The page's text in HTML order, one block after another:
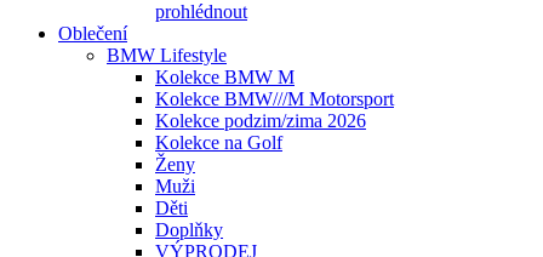
prohlédnout
Oblečení
BMW Lifestyle
Kolekce BMW M
Kolekce BMW///M Motorsport
Kolekce podzim/zima 2026
Kolekce na Golf
Ženy
Muži
Děti
Doplňky
VÝPRODEJ